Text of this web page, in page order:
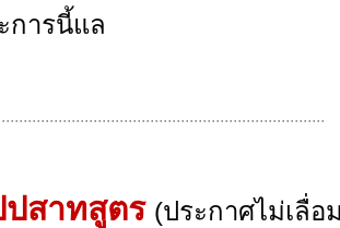
การนี้แล
ปสาทสูตร (ประกาศไม่เลื่อ